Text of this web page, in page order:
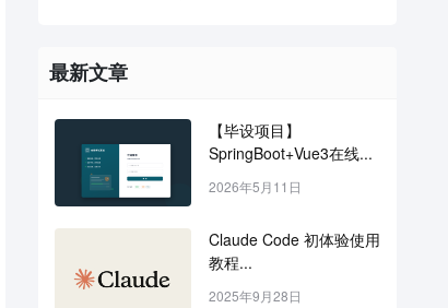
最新文章
【毕设项目】
SpringBoot+Vue3在线...
2026年5月11日
Claude Code 初体验使用
教程...
2025年9月28日